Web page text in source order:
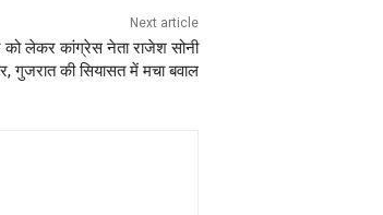
Next article
को लेकर कांग्रेस नेता राजेश सोनी
गुजरात की सियासत में मचा बवाल